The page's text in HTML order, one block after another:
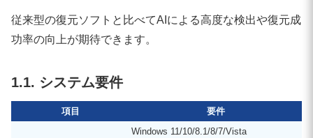
従来型の復元ソフトと比べてAIによる高度な検出や復元成
功率の向上が期待できます。
1.1. システム要件
項目 要件
Windows 11/10/8.1/8/7/Vista